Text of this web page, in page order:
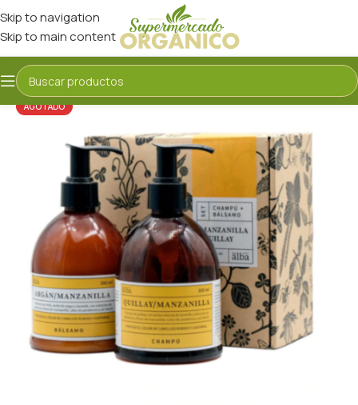
Skip to navigation
Skip to main content
AGOTADO